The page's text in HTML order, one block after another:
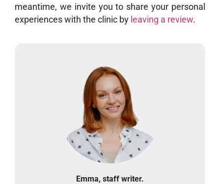
meantime, we invite you to share your personal
experiences with the clinic by leaving a review.
Emma, staff writer.